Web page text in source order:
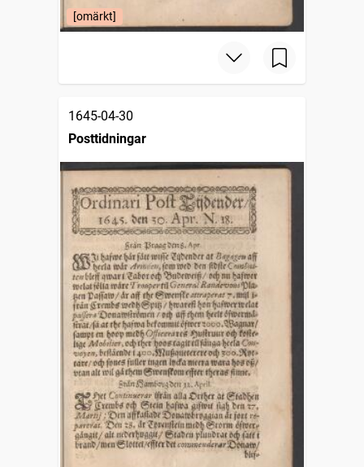
[omärkt]
1645-04-30
Posttidningar